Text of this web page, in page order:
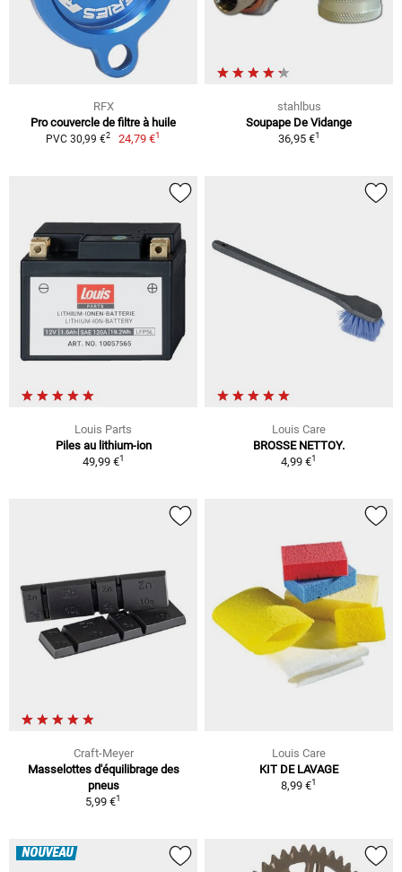
RFX
Pro couvercle de filtre à huile
PVC 30,99 €2 24,79 €1
stahlbus
Soupape De Vidange
36,95 €1
Louis Parts
Piles au lithium-ion
49,99 €1
Louis Care
BROSSE NETTOY.
4,99 €1
Craft-Meyer
Masselottes d'équilibrage des
pneus
5,99 €1
Louis Care
KIT DE LAVAGE
8,99 €1
NOUVEAU